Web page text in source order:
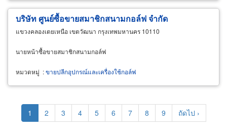
บริษัท ศูนย์ซื้อขายสมาชิกสนามกอล์ฟ จำกัด
แขวงคลองเตยเหนือ เขตวัฒนา กรุงเทพมหานคร 10110
นายหน้าซื้อขายสมาชิกสนามกอล์ฟ
หมวดหมู่ :ขายปลีกอุปกรณ์และเครื่องใช้กอล์ฟ
Pagination
Current
page
1 Page
2 Page
3 Page
4 Page
5 Page
6 Page
7 Page
8 Page
9
Next
page
ถัดไป ›